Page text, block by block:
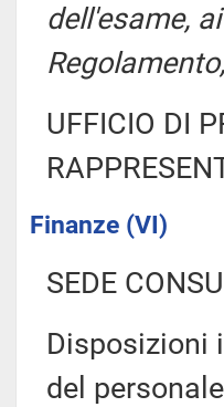
dell'esame,
UFFICIO DI
Finanze (VI)
SEDE
Disposizioni
del